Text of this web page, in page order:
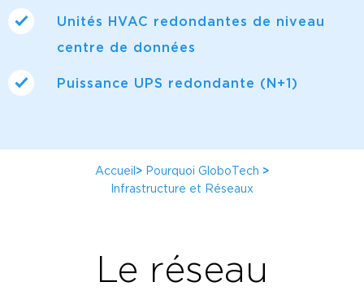
Unités HVAC redondantes de niveau
centre de données
Puissance UPS redondante (N+1)
Accueil> Pourquoi GloboTech >
Infrastructure et Réseaux
Le réseau